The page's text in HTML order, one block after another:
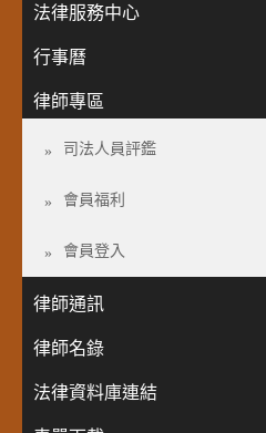
法律服務中心
行事曆
律師專區
司法人員評鑑
會員福利
會員登入
律師通訊
律師名錄
法律資料庫連結